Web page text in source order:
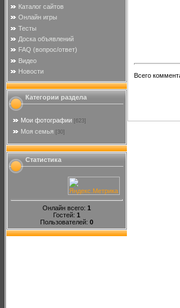
Каталог сайтов
Онлайн игры
Тесты
Доска объявлений
FAQ (вопрос/ответ)
Видео
Новости
Категории раздела
Мои фотографии [623]
Моя семья [30]
Статистика
Онлайн всего: 1
Гостей: 1
Пользователей: 0
Всего